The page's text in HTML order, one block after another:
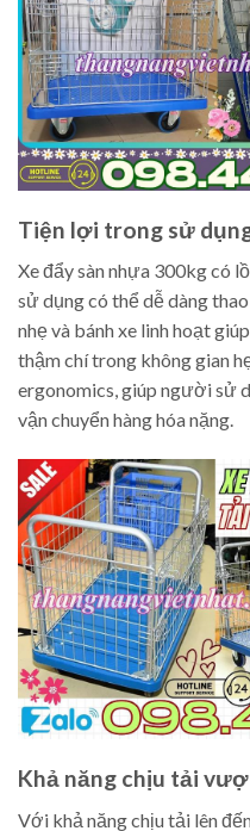
Tiện lợi trong sử
Xe đẩy sàn nhựa 300kg có
sử dụng có thể dễ dàng
nhẹ và bánh xe linh hoạt
thậm chí trong không gian
ergonomics, giúp người sử
vận chuyển hàng hóa nặng.
Khả năng chịu tải
Với khả năng chịu tải lên